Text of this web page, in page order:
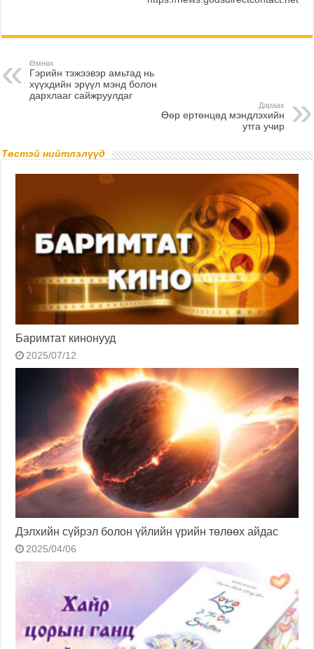
Өмнөх
Гэрийн тэжээвэр амьтад нь
хүүхдийн эрүүл мэнд болон
дархлааг сайжруулдаг
Дараах
Өөр ертөнцөд мэндлэхийн
утга учир
Төстэй нийтлэлүүд
Баримтат кинонууд
2025/07/12
Дэлхийн сүйрэл болон үйлийн үрийн төлөөх айдас
2025/04/06